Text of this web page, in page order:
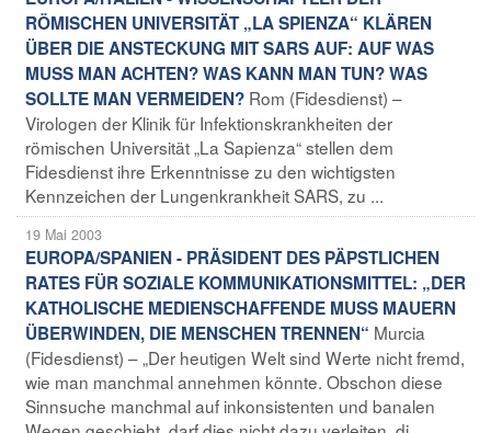
RÖMISCHEN UNIVERSITÄT „LA SPIENZA“ KLÄREN
ÜBER DIE ANSTECKUNG MIT SARS AUF: AUF WAS
MUSS MAN ACHTEN? WAS KANN MAN TUN? WAS
SOLLTE MAN VERMEIDEN? Rom (Fidesdienst) –
Virologen der Klinik für Infektionskrankheiten der
römischen Universität „La Sapienza“ stellen dem
Fidesdienst ihre Erkenntnisse zu den wichtigsten
Kennzeichen der Lungenkrankheit SARS, zu ...
19 Mai 2003
EUROPA/SPANIEN - PRÄSIDENT DES PÄPSTLICHEN
RATES FÜR SOZIALE KOMMUNIKATIONSMITTEL: „DER
KATHOLISCHE MEDIENSCHAFFENDE MUSS MAUERN
ÜBERWINDEN, DIE MENSCHEN TRENNEN“ Murcia
(Fidesdienst) – „Der heutigen Welt sind Werte nicht fremd,
wie man manchmal annehmen könnte. Obschon diese
Sinnsuche manchmal auf inkonsistenten und banalen